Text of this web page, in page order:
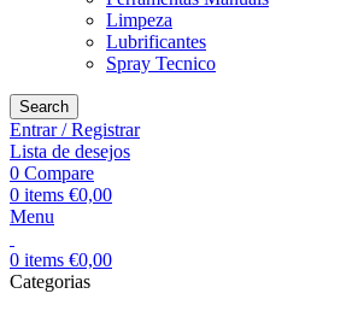
Limpeza
Lubrificantes
Spray Tecnico
Search
Entrar / Registrar
Lista de desejos
0 Compare
0 items €0,00
Menu
0 items €0,00
Categorias